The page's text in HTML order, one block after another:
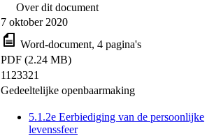
Over dit document
7 oktober 2020
Word-document, 4 pagina's
PDF (2.24 MB)
1123321
Gedeeltelijke openbaarmaking
5.1.2e Eerbiediging van de persoonlijke
levenssfeer